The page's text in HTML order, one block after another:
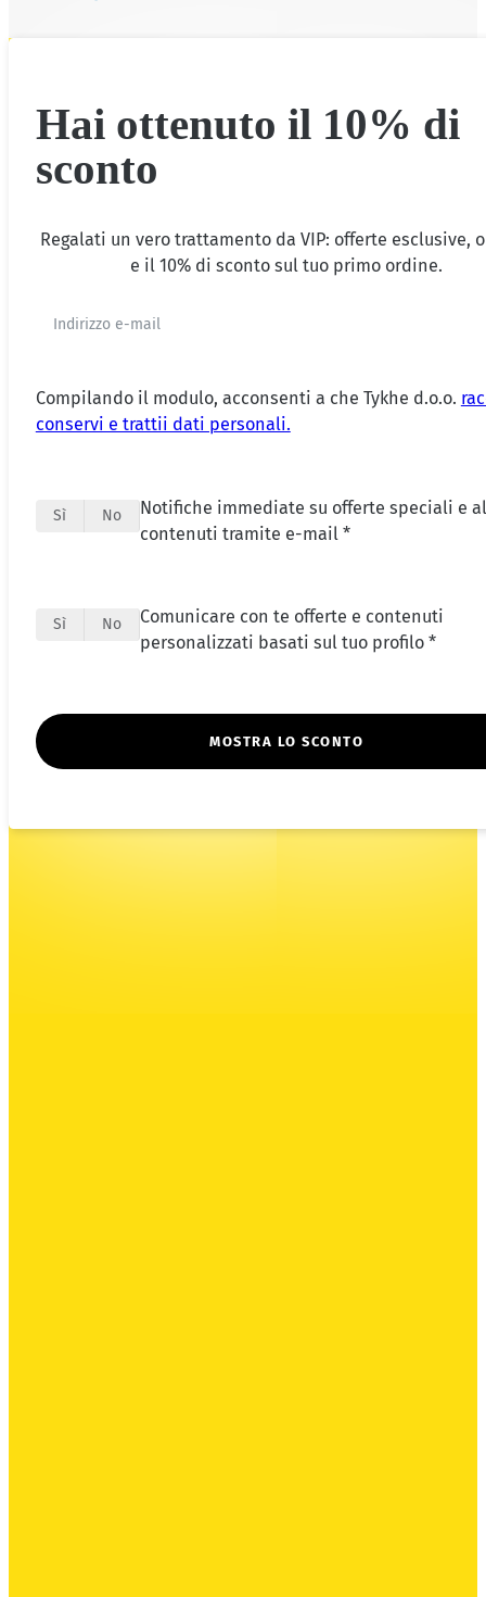
Hai ottenuto il 10% di
sconto
Regalati un vero trattamento da VIP: offerte esclusive,
e il 10% di sconto sul tuo primo ordine.
Compilando il modulo, acconsenti a che Tykhe d.o.o.
conservi e trattii dati personali.
Sì No
Notifiche immediate su offerte speciali e
contenuti tramite e-mail *
Sì No
Comunicare con te offerte e contenuti
personalizzati basati sul tuo profilo *
MOSTRA LO SCONTO